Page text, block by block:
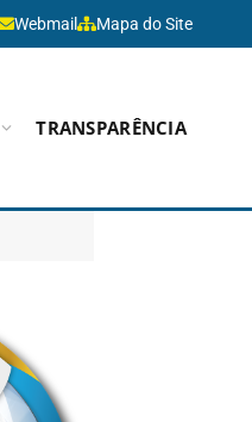
Webmail Mapa do Site
TRANSPARÊNCIA